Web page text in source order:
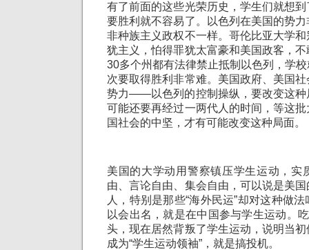
有了前面的这些光荣历史，学生们就想
要胜利就不容易了。以色列在美国的势
非种族主义政权不一样。哥伦比亚大学
犹主义，怕得罪犹太富豪和美国政客，
30多个州都有法律禁止抵制以色列，学
次要取得胜利非常难。美国政府、美国
势力——以色列的控制操纵，要改变这种
可能还要再经过一两代人的时间，等这
国社会的中坚，才有可能改变这种局面。
美国的大学动用警察镇压学生运动，实
由、言论自由、集会自由，可以说是美
人，特别是那些“海外民运”却对这种做
以会出名，就是在中国参与学生运动。
头，现在居然背叛了学生运动，说明当
成为“学生运动领袖”，就是搞投机。